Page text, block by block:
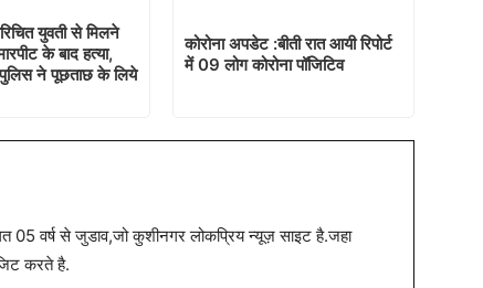
युवती से मिलने
के बाद हत्या,
ने पूछताछ के लिये
कोरोना अपडेट :बीती रात आयी रिपोर्ट
में 09 लोग कोरोना पॉजिटिव
05 वर्ष से जुडाव,जो कुशीनगर लोकप्रिय न्यूज़ साइट है.जहा
करते है.